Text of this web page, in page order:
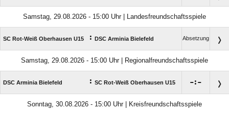
Samstag, 29.08.2026 - 15:00 Uhr | Landesfreundschaftsspiele
SC Rot-Weiß Oberhausen U15 : DSC Arminia Bielefeld Absetzung
Samstag, 29.08.2026 - 15:00 Uhr | Regionalfreundschaftsspiele
DSC Arminia Bielefeld : SC Rot-Weiß Oberhausen U15 :
Sonntag, 30.08.2026 - 15:00 Uhr | Kreisfreundschaftsspiele